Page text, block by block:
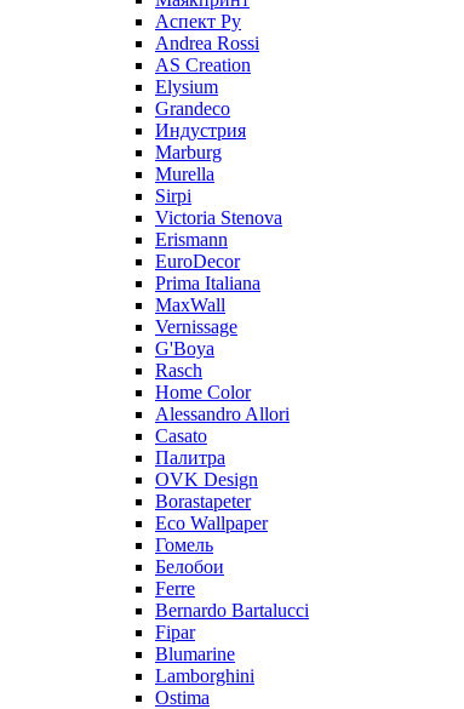
Аспект Ру
Andrea Rossi
AS Creation
Elysium
Grandeco
Индустрия
Marburg
Murella
Sirpi
Victoria Stenova
Erismann
EuroDecor
Prima Italiana
MaxWall
Vernissage
G'Boya
Rasch
Home Color
Alessandro Allori
Casato
Палитра
OVK Design
Borastapeter
Eco Wallpaper
Гомель
Белобои
Ferre
Bernardo Bartalucci
Fipar
Blumarine
Lamborghini
Ostima